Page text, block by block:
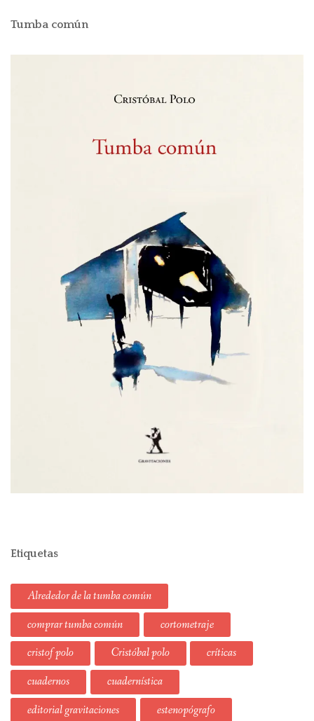
Tumba común
Etiquetas
Alrededor de la tumba común
comprar tumba común
cortometraje
cristof polo
Cristóbal polo
críticas
cuadernos
cuadernística
editorial gravitaciones
estenopógrafo